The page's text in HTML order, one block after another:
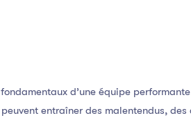
d’une équipe
entraîner des malentendus,